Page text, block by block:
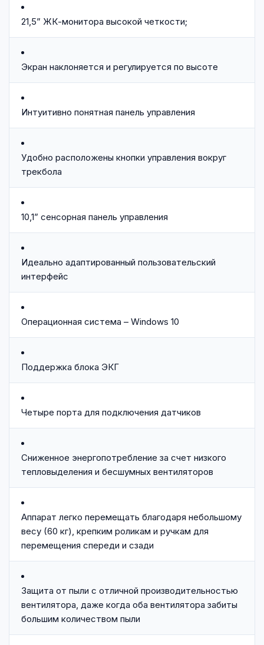
21,5” ЖК-монитора высокой четкости;
Экран наклоняется и регулируется по высоте
Интуитивно понятная панель управления
Удобно расположены кнопки управления вокруг
трекбола
10,1” сенсорная панель управления
Идеально адаптированный пользовательский
интерфейс
Операционная система – Windows 10
Поддержка блока ЭКГ
Четыре порта для подключения датчиков
Сниженное энергопотребление за счет низкого
тепловыделения и бесшумных вентиляторов
Аппарат легко перемещать благодаря небольшому
весу (60 кг), крепким роликам и ручкам для
перемещения спереди и сзади
Защита от пыли с отличной производительностью
вентилятора, даже когда оба вентилятора забиты
большим количеством пыли